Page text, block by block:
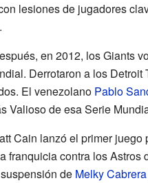
lesiones de jugadores
en 2012, los Giants
Derrotaron a los Detroit
El venezolano Pablo
Valioso de esa Serie
Cain lanzó el primer juego
franquicia contra los Astros
de Melky Cabrera